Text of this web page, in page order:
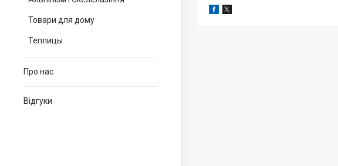
Товари для дому
Теплицы
Про нас
Відгуки